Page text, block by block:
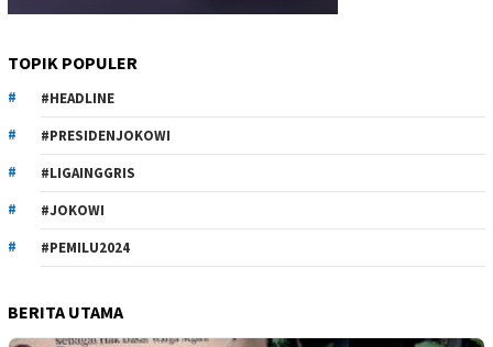
TOPIK POPULER
#HEADLINE
#PRESIDENJOKOWI
#LIGAINGGRIS
#JOKOWI
#PEMILU2024
BERITA UTAMA